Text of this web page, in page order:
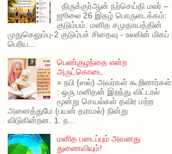
திருக்குர்ஆன் நற்செய்தி மலர் –
ஜூலை 26 இதழ் பொருளடக்கம்:
குடும்பம்: மனித சமுதாயத்தின்
முதுகெலும்பு-2 குடும்பச் சிதைவு - உலகின் மிகப்
பெரிய...
பெண்குழந்தை என்ற
அருட்கொடை
= நபி (ஸல்) அவர்கள் கூறினார்கள்
: ஒரு மனிதன் இறந்து விட்டால்
மூன்று செயல்கள் தவிர மற்ற
அனைத்துமே (பயன் தராமல்) நின்று
விடுகின்றன. 1. ந...
மனித படைப்பும் அவனது
துணைவியும்!